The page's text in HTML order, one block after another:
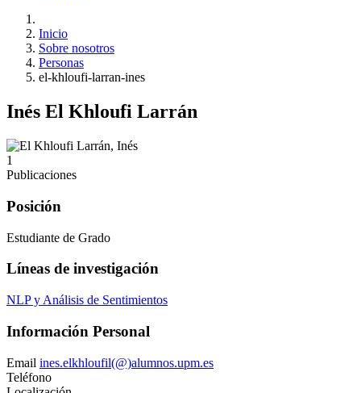
Inicio
Sobre nosotros
Personas
el-khloufi-larran-ines
Inés El Khloufi Larrán
1
Publicaciones
Posición
Estudiante de Grado
Líneas de investigación
NLP y Análisis de Sentimientos
Información Personal
Email ines.elkhloufil(@)alumnos.upm.es
Teléfono